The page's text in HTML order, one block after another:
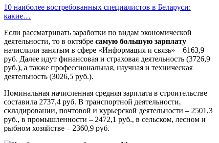
10 наиболее востребованных специалистов в Беларуси:
какие…
Если рассматривать заработки по видам экономической
деятельности, то в октябре самую большую зарплату
начислили занятым в сфере «Информация и связь» – 6163,9
руб. Далее идут финансовая и страховая деятельность (3726,9
руб.), а также профессиональная, научная и техническая
деятельность (3026,5 руб.).
Номинальная начисленная средняя зарплата в строительстве
составила 2737,4 руб. В транспортной деятельности,
складировании, почтовой и курьерской деятельности – 2501,3
руб., в промышленности – 2472,1 руб., в сельском, лесном и
рыбном хозяйстве – 2360,9 руб.